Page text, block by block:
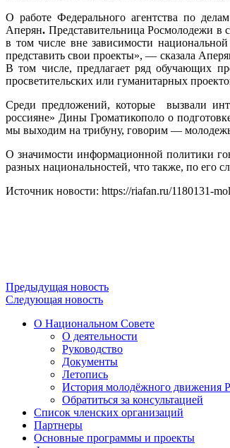
О работе Федерального агентства по
Аперян. Представительница Росмолодежи в
в том числе вне зависимости
представить свои проекты», — сказала
В том числе, предлагает ряд обучающих
просветительских или гуманитарных
Среди предложений, которые вызвали
россияне» Дины Громатикополо о
мы выходим на трибуну, говорим —
О значимости информационной политики
разных национальностей, что также, по его
Источник новости: https://riafan.ru/1180131-
Предыдущая новость
Следующая новость
О Национальном Совете
О деятельности
Руководство
Документы
Летопись
История молодёжного движения
Обратиться за консультацией
Список членских организаций
Партнеры
Основные программы и проекты